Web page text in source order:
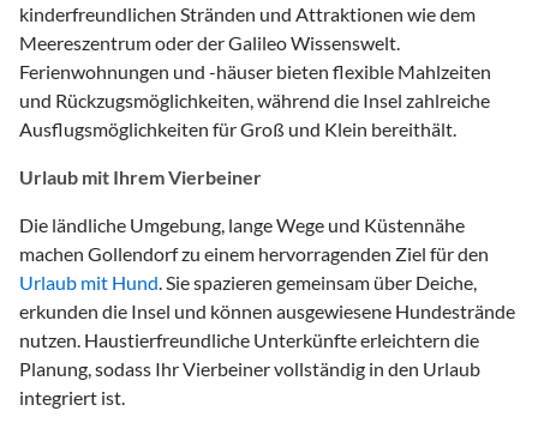
kinderfreundlichen Stränden und Attraktionen wie dem
Meereszentrum oder der Galileo Wissenswelt.
Ferienwohnungen und -häuser bieten flexible Mahlzeiten
und Rückzugsmöglichkeiten, während die Insel zahlreiche
Ausflugsmöglichkeiten für Groß und Klein bereithält.
Urlaub mit Ihrem Vierbeiner
Die ländliche Umgebung, lange Wege und Küstennähe
machen Gollendorf zu einem hervorragenden Ziel für den
Urlaub mit Hund. Sie spazieren gemeinsam über Deiche,
erkunden die Insel und können ausgewiesene Hundestrände
nutzen. Haustierfreundliche Unterkünfte erleichtern die
Planung, sodass Ihr Vierbeiner vollständig in den Urlaub
integriert ist.